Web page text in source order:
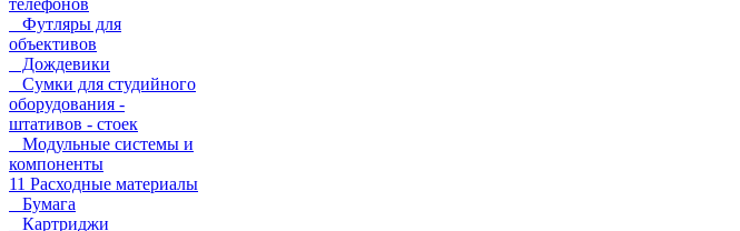
телефонов
Футляры для
объективов
Дождевики
Сумки для студийного
оборудования -
штативов - стоек
Модульные системы и
компоненты
11 Расходные материалы
Бумага
Картриджи